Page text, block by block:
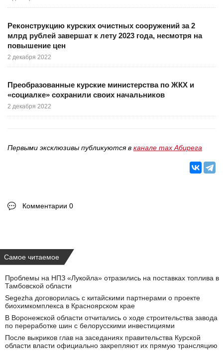
Реконструкцию курских очистных сооружений за 2
млрд рублей завершат к лету 2023 года, несмотря на
повышение цен
2 декабря 2022
Преобразованные курские министерства по ЖКХ и
«социалке» сохранили своих начальников
2 декабря 2022
Первыми эксклюзивы публикуются в канале max Абирега
Комментарии 0
Самое читаемое
Проблемы на НПЗ «Лукойла» отразились на поставках топлива в
Тамбовской области
Segezha договорилась с китайскими партнерами о проекте
биохимкомплекса в Красноярском крае
В Воронежской области отчитались о ходе строительства завода
по переработке шин с белорусскими инвестициями
После выкриков глав на заседаниях правительства Курской
области власти официально закрепляют их прямую трансляцию